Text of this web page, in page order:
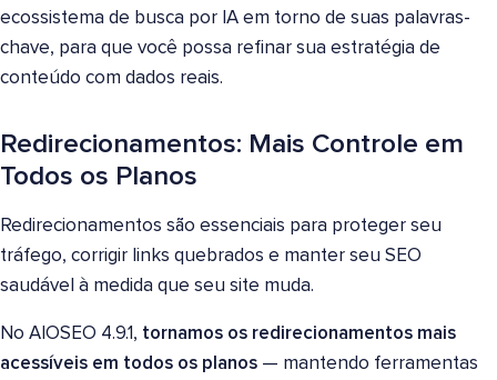
ecossistema de busca por IA em torno de suas palavras-
chave, para que você possa refinar sua estratégia de
conteúdo com dados reais.
Redirecionamentos: Mais Controle em
Todos os Planos
Redirecionamentos são essenciais para proteger seu
tráfego, corrigir links quebrados e manter seu SEO
saudável à medida que seu site muda.
No AIOSEO 4.9.1, tornamos os redirecionamentos mais
acessíveis em todos os planos — mantendo ferramentas